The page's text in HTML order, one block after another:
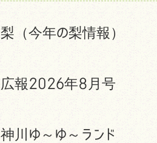
梨（今年の梨情報）
広報2026年8月号
神川ゆ～ゆ～ランド